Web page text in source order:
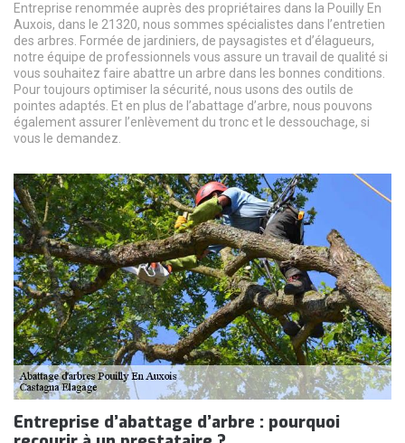
Entreprise renommée auprès des propriétaires dans la Pouilly En
Auxois, dans le 21320, nous sommes spécialistes dans l’entretien
des arbres. Formée de jardiniers, de paysagistes et d’élagueurs,
notre équipe de professionnels vous assure un travail de qualité si
vous souhaitez faire abattre un arbre dans les bonnes conditions.
Pour toujours optimiser la sécurité, nous usons des outils de
pointes adaptés. Et en plus de l’abattage d’arbre, nous pouvons
également assurer l’enlèvement du tronc et le dessouchage, si
vous le demandez.
Entreprise d’abattage d’arbre : pourquoi